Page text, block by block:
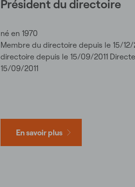
Président du directoire
né en 1970
Membre du directoire depuis le 15/
directoire depuis le 15/09/2011
15/09/2011
En savoir plus